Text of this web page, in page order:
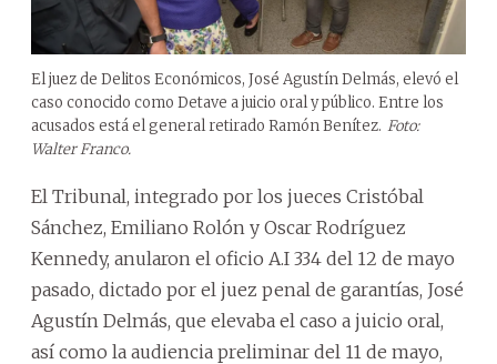
El juez de Delitos Económicos, José Agustín Delmás, elevó el
caso conocido como Detave a juicio oral y público. Entre los
acusados está el general retirado Ramón Benítez. Foto:
Walter Franco.
El Tribunal, integrado por los jueces Cristóbal
Sánchez, Emiliano Rolón y Oscar Rodríguez
Kennedy, anularon el oficio A.I 334 del 12 de mayo
pasado, dictado por el juez penal de garantías, José
Agustín Delmás, que elevaba el caso a juicio oral,
así como la audiencia preliminar del 11 de mayo,